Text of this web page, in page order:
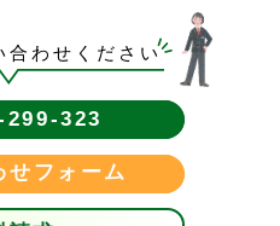
合わせください
299-323
せフォーム